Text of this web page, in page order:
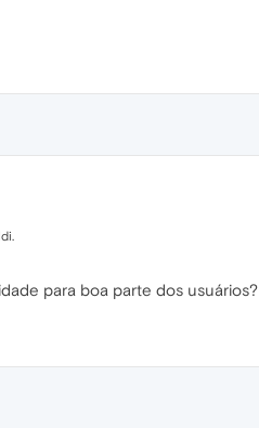
para boa parte dos usuários?